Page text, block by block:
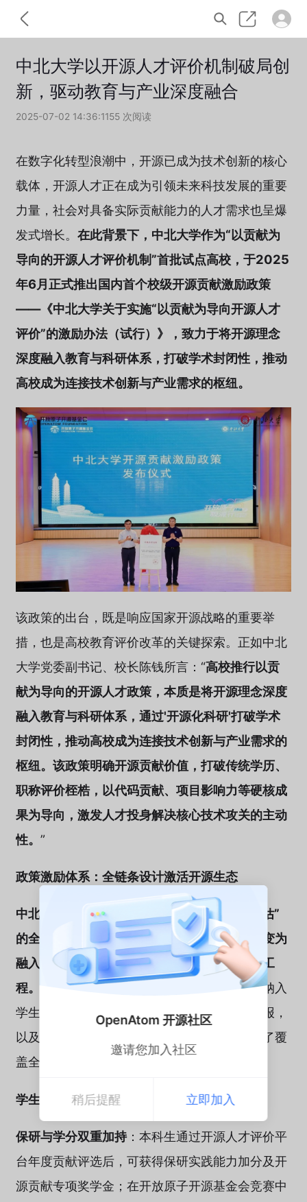
OpenAtom 开源社区
邀请您加入社区
稍后提醒 立即加入
中北大学以开源人才评价机制破局创
新，驱动教育与产业深度融合
2025-07-02 14:36:1155 次阅读
在数字化转型浪潮中，开源已成为技术创新的核心
载体，开源人才正在成为引领未来科技发展的重要
力量，社会对具备实际贡献能力的人才需求也呈爆
发式增长。 在此背景下，中北大学作为“以贡献为
导向的开源人才评价机制”首批试点高校，于2025
年6月正式推出国内首个校级开源贡献激励政策
——《中北大学关于实施“以贡献为导向开源人才
评价”的激励办法（试行）》，致力于将开源理念
深度融入教育与科研体系，打破学术封闭性，推动
高校成为连接技术创新与产业需求的枢纽。
该政策的出台，既是响应国家开源战略的重要举
措，也是高校教育评价改革的关键探索。正如中北
大学党委副书记、校长陈钱所言：“高校推行以贡
献为导向的开源人才政策，本质是将开源理念深度
融入教育与科研体系，通过'开源化科研'打破学术
封闭性，推动高校成为连接技术创新与产业需求的
枢纽。该政策明确开源贡献价值，打破传统学历、
职称评价桎梏，以代码贡献、项目影响力等硬核成
果为导向，激发人才投身解决核心技术攻关的主动
性。 ”
政策激励体系：全链条设计激活开源生态
中北大学通过“制度-组织-资源-培养-合作-评估”
的全链条设计，将开源贡献从单一激励行为转变为
融入人才培养、科研创新、社会服务的系统性工
程。政策以赋分制模式，将开源人才评价全面纳入
学生评优评奖、保研推免加分、研究生课题申报，
以及教师职称评定、绩效考核等各环节，形成了覆
盖全校师生的激励闭环。
学生激励：多维度打通成长路径
保研与学分双重加持：本科生通过开源人才评价平
台年度贡献评选后，可获得保研实践能力加分及开
源贡献专项奖学金；在开放原子开源基金会竞赛中